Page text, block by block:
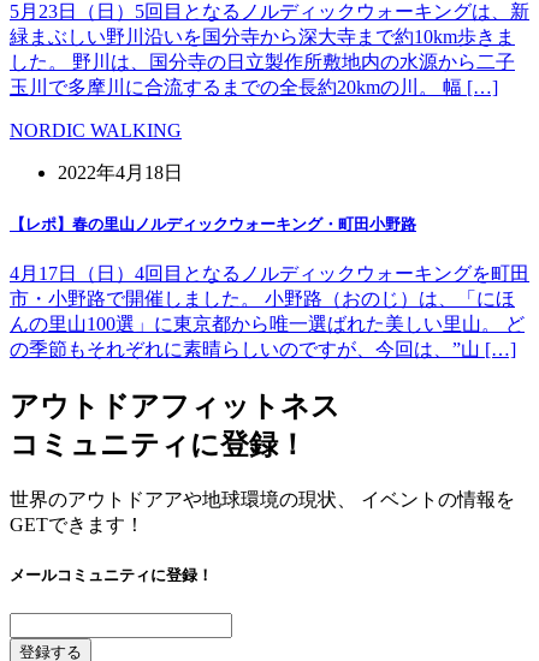
5月23日（日）5回目となるノルディックウォーキングは、新
緑まぶしい野川沿いを国分寺から深大寺まで約10km歩きま
した。 野川は、国分寺の日立製作所敷地内の水源から二子
玉川で多摩川に合流するまでの全長約20kmの川。 幅 […]
NORDIC WALKING
2022年4月18日
【レポ】春の里山ノルディックウォーキング・町田小野路
4月17日（日）4回目となるノルディックウォーキングを町田
市・小野路で開催しました。 小野路（おのじ）は、「にほ
んの里山100選」に東京都から唯一選ばれた美しい里山。 ど
の季節もそれぞれに素晴らしいのですが、今回は、”山 […]
アウトドアフィットネス
コミュニティに登録！
世界のアウトドアアや地球環境の現状、 イベントの情報を
GETできます！
メールコミュニティに登録！